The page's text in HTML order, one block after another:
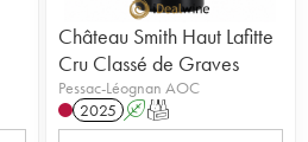
Château Smith Haut Lafitte
Cru Classé de Graves
Pessac-Léognan AOC
2025 AT